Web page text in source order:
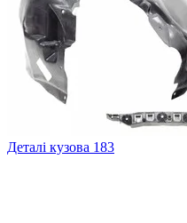
Деталі кузова 183